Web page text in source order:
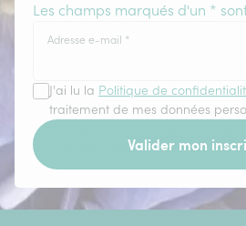
Les champs marqués d'un *
Adresse e-mail *
J'ai lu la Politique de
traitement de mes données
Valider mon